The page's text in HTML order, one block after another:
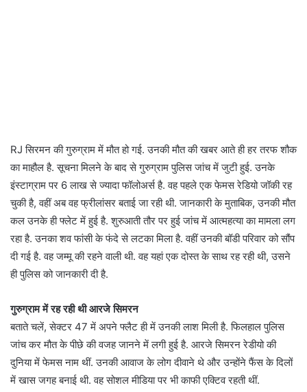
RJ सिरमन की गुरुग्राम में मौत हो गई. उनकी मौत की खबर आते ही हर तरफ शौक
का माहौल है. सूचना मिलने के बाद से गुरुग्राम पुलिस जांच में जुटी हुई. उनके
इंस्टाग्राम पर 6 लाख से ज्यादा फॉलोअर्स है. वह पहले एक फेमस रेडियो जॉकी रह
चुकी है, वहीं अब वह फ्रीलांसर बताई जा रही थी. जानकारी के मुताबिक, उनकी मौत
कल उनके ही फ्लेट में हुई है. शुरुआती तौर पर हुई जांच में आत्महत्या का मामला लग
रहा है. उनका शव फांसी के फंदे से लटका मिला है. वहीं उनकी बॉडी परिवार को सौंप
दी गई है. वह जम्मू की रहने वाली थी. वह यहां एक दोस्त के साथ रह रही थी, उसने
ही पुलिस को जानकारी दी है.
गुरुग्राम में रह रही थी आरजे सिमरन
बताते चलें, सेक्टर 47 में अपने फ्लैट ही में उनकी लाश मिली है. फिलहाल पुलिस
जांच कर मौत के पीछे की वजह जानने में लगी हुई है. आरजे सिमरन रेडीयो की
दुनिया में फेमस नाम थीं. उनकी आवाज के लोग दीवाने थे और उन्होंने फैंस के दिलों
में खास जगह बनाई थी. वह सोशल मीडिया पर भी काफी एक्टिव रहती थीं.